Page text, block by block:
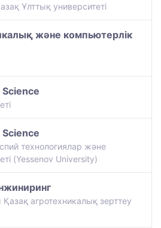
Ұлттық университеті
және компьютерлік
технологиялар және
(Yessenov University)
агротехникалық зерттеу